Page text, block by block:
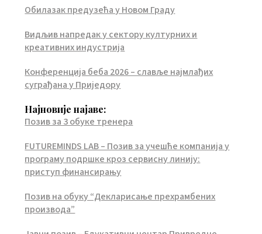
Обилазак предузећа у Новом Граду
Видљив напредак у сектору културних и
креативних индустрија
Конференција беба 2026 – славље најмлађих
суграђана у Приједору
Најновије најаве:
Позив за 3 обуке тренера
FUTUREMINDS LAB – Позив за учешће компанија у
програму подршке кроз сервисну линију:
приступ финансирању
Позив на обуку “Декларисање прехрамбених
производа”